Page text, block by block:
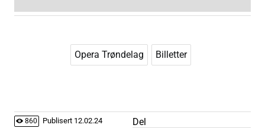
Opera Trøndelag Billetter
860 Publisert 12.02.24 Del